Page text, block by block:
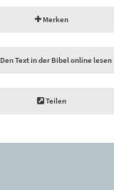
Merken
Den Text in der Bibel online lesen
Teilen